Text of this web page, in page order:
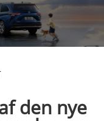
den nye